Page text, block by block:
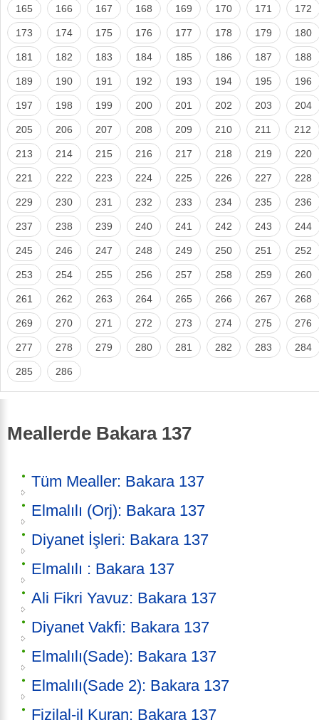
165 166 167 168 169 170 171 172
173 174 175 176 177 178 179 180
181 182 183 184 185 186 187 188
189 190 191 192 193 194 195 196
197 198 199 200 201 202 203 204
205 206 207 208 209 210 211 212
213 214 215 216 217 218 219 220
221 222 223 224 225 226 227 228
229 230 231 232 233 234 235 236
237 238 239 240 241 242 243 244
245 246 247 248 249 250 251 252
253 254 255 256 257 258 259 260
261 262 263 264 265 266 267 268
269 270 271 272 273 274 275 276
277 278 279 280 281 282 283 284
285 286
Meallerde Bakara 137
Tüm Mealler: Bakara 137
Elmalılı (Orj): Bakara 137
Diyanet İşleri: Bakara 137
Elmalılı : Bakara 137
Ali Fikri Yavuz: Bakara 137
Diyanet Vakfi: Bakara 137
Elmalılı(Sade): Bakara 137
Elmalılı(Sade 2): Bakara 137
Fizilal-il Kuran: Bakara 137